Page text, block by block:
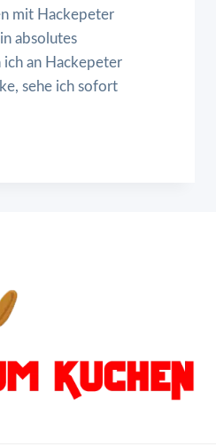
mit Hackepeter
absolutes
an Hackepeter
sehe ich sofort